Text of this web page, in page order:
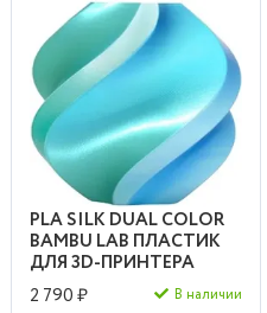
PLA SILK DUAL COLOR
BAMBU LAB ПЛАСТИК
ДЛЯ 3D-ПРИНТЕРА
2 790 ₽
В наличии